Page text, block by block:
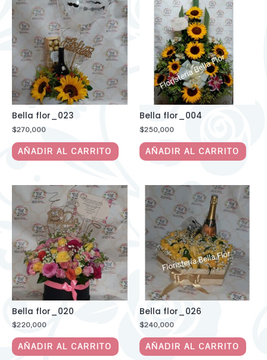
Bella flor_023
$270,000
AÑADIR AL CARRITO
Bella flor_004
$250,000
AÑADIR AL CARRITO
Bella flor_020
$220,000
AÑADIR AL CARRITO
Bella flor_026
$240,000
AÑADIR AL CARRITO